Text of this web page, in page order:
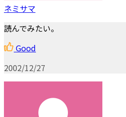
ネミサマ
読んでみたい。
Good
2002/12/27